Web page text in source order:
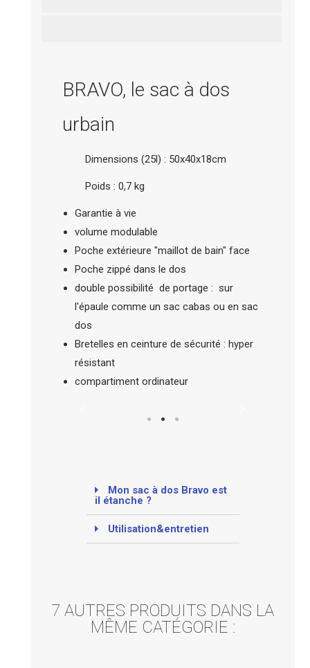
BRAVO, le sac à dos
urbain
Dimensions (25l) : 50x40x18cm
Poids : 0,7 kg
Garantie à vie
volume modulable
Poche extérieure "maillot de bain" face
Poche zippé dans le dos
double possibilité de portage : sur
l'épaule comme un sac cabas ou en sac
dos
Bretelles en ceinture de sécurité : hyper
résistant
compartiment ordinateur
Mon sac à dos Bravo est
il étanche ?
Utilisation&entretien
7 AUTRES PRODUITS DANS LA
MÊME CATÉGORIE :